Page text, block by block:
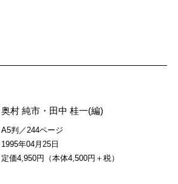
奥村 純市 ・ 田中 桂一(編)
A5判／244ページ
1995年04月25日
定価4,950円（本体4,500円＋税）